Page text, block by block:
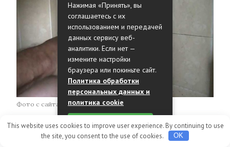
Фото с сайта: Depstroi.ru
Если потом по центру постучать
рукояткой молоточка, то круг должен
Нажимая «Принять», вы
соглашаетесь с их
использованием и передачей
данных сервису веб-
аналитики. Если нет —
измените настройки
браузера или покиньте сайт.
Политика обработки
персональных данных и
политика cookie
This website uses cookies to improve user experience. By continuing to use
the site, you consent to the use of cookies.
OK